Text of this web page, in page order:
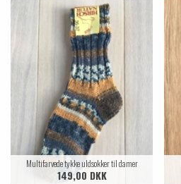
Multifarvede tykke uldsokker til damer
149,00 DKK